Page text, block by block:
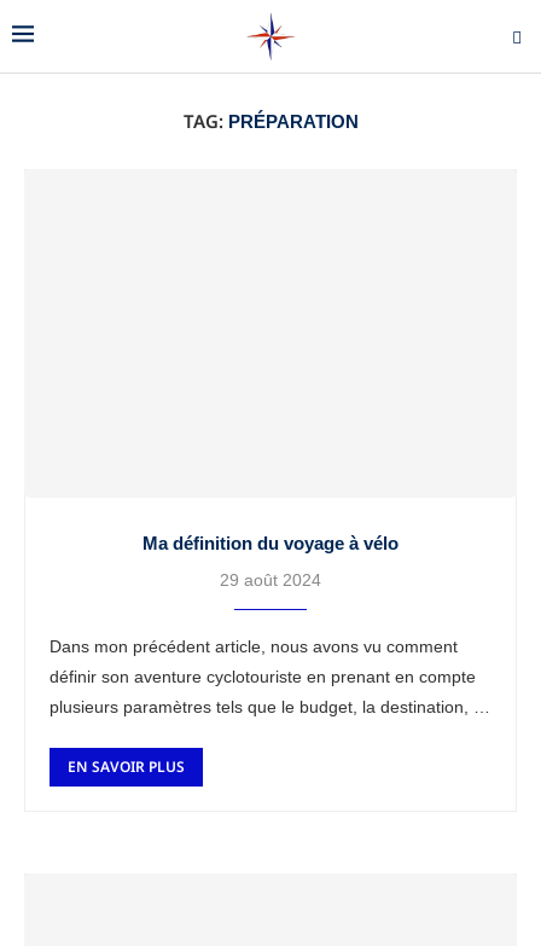
TAG: PRÉPARATION
Ma définition du voyage à vélo
29 août 2024
Dans mon précédent article, nous avons vu comment
définir son aventure cyclotouriste en prenant en compte
plusieurs paramètres tels que le budget, la destination, et
EN SAVOIR PLUS